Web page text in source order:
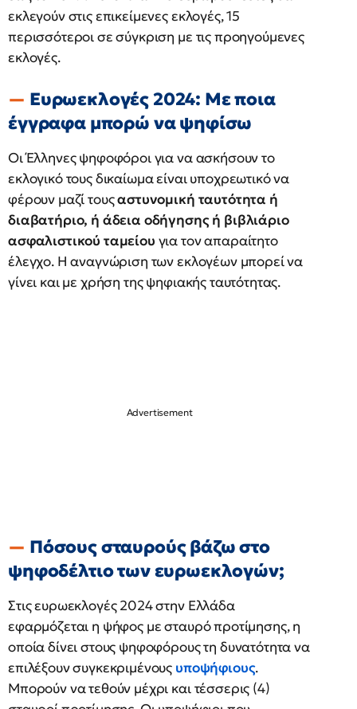
εκλεγούν στις επικείμενες εκλογές, 15
περισσότεροι σε σύγκριση με τις προηγούμενες
εκλογές.
Ευρωεκλογές 2024: Με ποια
έγγραφα μπορώ να ψηφίσω
Οι Έλληνες ψηφοφόροι για να ασκήσουν το
εκλογικό τους δικαίωμα είναι υποχρεωτικό να
φέρουν μαζί τουςαστυνομική ταυτότητα ή
διαβατήριο, ή άδεια οδήγησης ή βιβλιάριο
ασφαλιστικού ταμείου για τον απαραίτητο
έλεγχο. H αναγνώριση των εκλογέων μπορεί να
γίνει και με χρήση της ψηφιακής ταυτότητας.
Πόσους σταυρούς βάζω στο
ψηφοδέλτιο των ευρωεκλογών;
Στις ευρωεκλογές 2024 στην Ελλάδα
εφαρμόζεται η ψήφος με σταυρό προτίμησης, η
οποία δίνει στους ψηφοφόρους τη δυνατότητα να
επιλέξουν συγκεκριμένους υποψήφιους.
Μπορούν να τεθούν μέχρι και τέσσερις (4)